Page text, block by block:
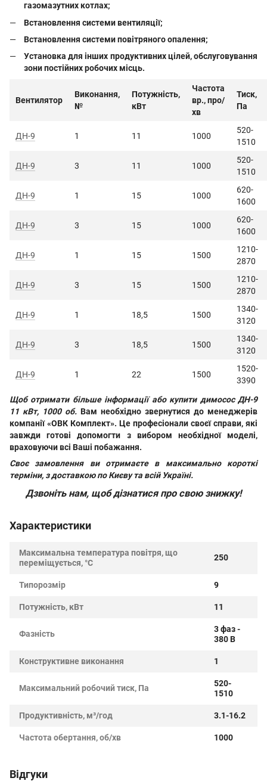
газомазутних котлах;
Встановлення системи вентиляції;
Встановлення системи повітряного опалення;
Установка для інших продуктивних цілей, обслуговування
зони постійних робочих місць.
Вентилятор
Виконання,
№
Потужність,
кВт
Частота
вр., про/
хв
Тиск,
Па
ДН-9 1 11 1000
520-
1510
ДН-9 3 11 1000
520-
1510
ДН-9 1 15 1000
620-
1600
ДН-9 3 15 1000
620-
1600
ДН-9 1 15 1500
1210-
2870
ДН-9 3 15 1500
1210-
2870
ДН-9 1 18,5 1500
1340-
3120
ДН-9 3 18,5 1500
1340-
3120
ДН-9 1 22 1500
1520-
3390
Щоб отримати більше інформації або купити димосос ДН-9
11 кВт, 1000 об. Вам необхідно звернутися до менеджерів
компанії «ОВК Комплект». Це професіонали своєї справи, які
завжди готові допомогти з вибором необхідної моделі,
враховуючи всі Ваші побажання.
Своє замовлення ви отримаєте в максимально короткі
терміни, з доставкою по Києву та всій Україні.
Дзвоніть нам, щоб дізнатися про свою знижку!
Характеристики
Максимальна температура повітря, що
переміщується, °C
250
Типорозмір 9
Потужність, кВт 11
Фазність
3 фаз -
380 В
Конструктивне виконання 1
Максимальний робочий тиск, Па
520-
1510
Продуктивність, м³/год 3.1-16.2
Частота обертання, об/хв 1000
Відгуки